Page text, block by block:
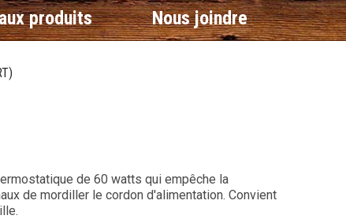
produits Nous joindre
de 60 watts qui empêche la
de mordiller le cordon d'alimentation. Convient